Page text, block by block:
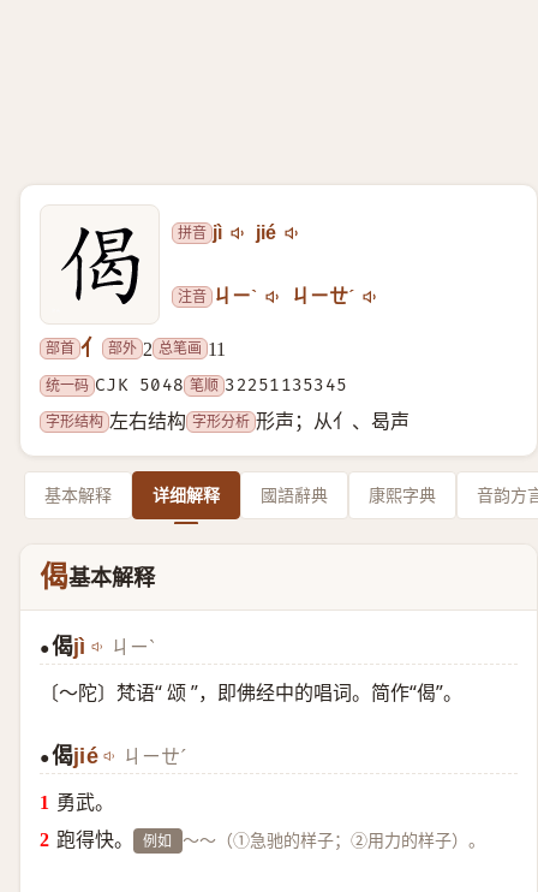
拼音 jì jié
注音 ㄐㄧˋ ㄐㄧㄝˊ
部首 亻 部外 2 总笔画 11
统一码 CJK 5048 笔顺 32251135345
字形结构 左右结构 字形分析 形声；从亻、曷声
基本解释 详细解释 國語辭典 康熙字典 音韵方
偈基本解释
●偈jì ㄐㄧˋ
〔～陀〕梵语“ 颂 ”，即佛经中的唱词。简作“偈”。
●偈jié ㄐㄧㄝˊ
勇武。
跑得快。
例如 ～～（①急驰的样子；②用力的样子）。